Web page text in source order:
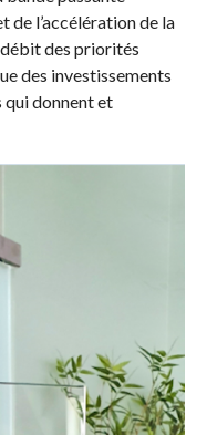
de l’accélération de la
des priorités
des investissements
donnent et